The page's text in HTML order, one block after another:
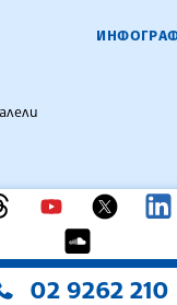
02 9262 210